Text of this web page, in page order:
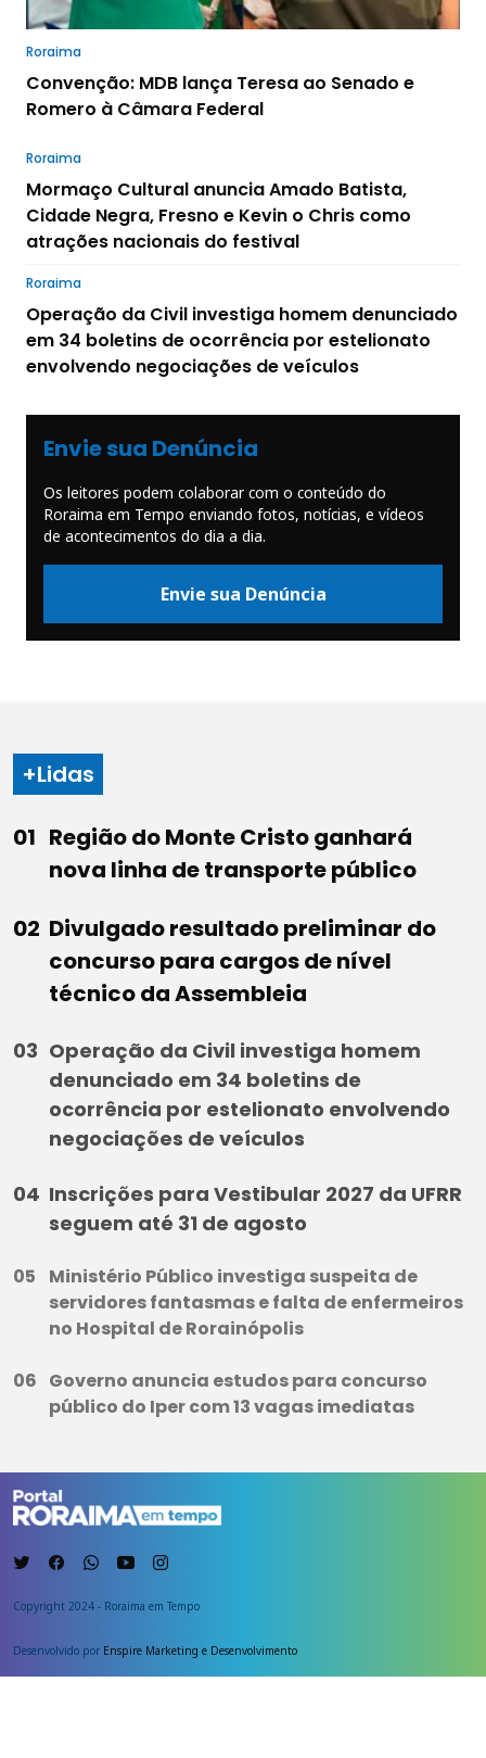
Roraima
Convenção: MDB lança Teresa ao Senado e
Romero à Câmara Federal
Roraima
Mormaço Cultural anuncia Amado Batista,
Cidade Negra, Fresno e Kevin o Chris como
atrações nacionais do festival
Roraima
Operação da Civil investiga homem denunciado
em 34 boletins de ocorrência por estelionato
envolvendo negociações de veículos
Envie sua Denúncia
Os leitores podem colaborar com o conteúdo do
Roraima em Tempo enviando fotos, notícias, e vídeos
de acontecimentos do dia a dia.
Envie sua Denúncia
+Lidas
Região do Monte Cristo ganhará
nova linha de transporte público
Divulgado resultado preliminar do
concurso para cargos de nível
técnico da Assembleia
Operação da Civil investiga homem
denunciado em 34 boletins de
ocorrência por estelionato envolvendo
negociações de veículos
Inscrições para Vestibular 2027 da UFRR
seguem até 31 de agosto
Ministério Público investiga suspeita de
servidores fantasmas e falta de enfermeiros
no Hospital de Rorainópolis
Governo anuncia estudos para concurso
público do Iper com 13 vagas imediatas
Copyright 2024 - Roraima em Tempo
Desenvolvido por Enspire Marketing e Desenvolvimento